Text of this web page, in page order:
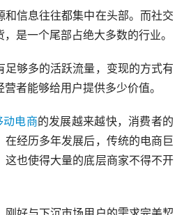
和信息往往都集中在头部。而社交
是一个尾部占绝大多数的行业。
足够多的活跃流量，变现的方式有
者能够给用户提供多少价值。
动电商的发展越来越快，消费者的
在经历多年发展后，传统的电商巨
这也使得大量的底层商家不得不开